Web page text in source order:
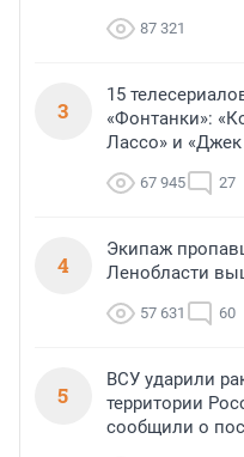
87 321
3
15
«Фонтанки»:
Лассо» и
67 945 27
4
Экипаж
Ленобласти
57 631 60
5
ВСУ ударили
территории
сообщили о